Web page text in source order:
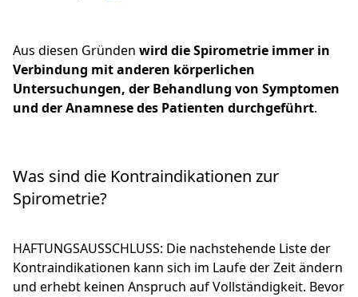
Aus diesen Gründen wird die Spirometrie immer in
Verbindung mit anderen körperlichen
Untersuchungen, der Behandlung von Symptomen
und der Anamnese des Patienten durchgeführt.
Was sind die Kontraindikationen zur
Spirometrie?
HAFTUNGSAUSSCHLUSS: Die nachstehende Liste der
Kontraindikationen kann sich im Laufe der Zeit ändern
und erhebt keinen Anspruch auf Vollständigkeit. Bevor